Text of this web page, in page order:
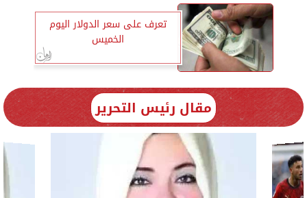
تعرف على سعر الدولار اليوم
الخميس
مقال رئيس التحرير